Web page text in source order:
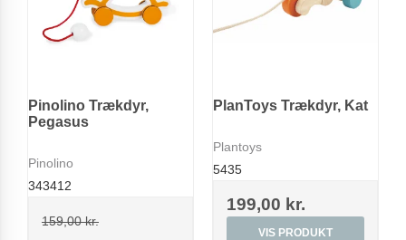
Pinolino Trækdyr,
Pegasus
Pinolino
343412
159,00 kr.
PlanToys Trækdyr, Kat
Plantoys
5435
199,00 kr.
VIS PRODUKT